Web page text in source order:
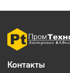
Контакты